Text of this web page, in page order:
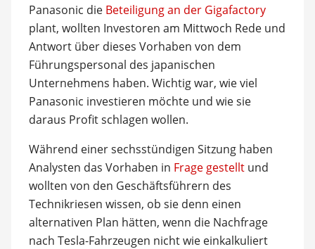
Panasonic die Beteiligung an der Gigafactory
plant, wollten Investoren am Mittwoch Rede und
Antwort über dieses Vorhaben von dem
Führungspersonal des japanischen
Unternehmens haben. Wichtig war, wie viel
Panasonic investieren möchte und wie sie
daraus Profit schlagen wollen.
Während einer sechsstündigen Sitzung haben
Analysten das Vorhaben in Frage gestelltund
wollten von den Geschäftsführern des
Technikriesen wissen, ob sie denn einen
alternativen Plan hätten, wenn die Nachfrage
nach Tesla-Fahrzeugen nicht wie einkalkuliert